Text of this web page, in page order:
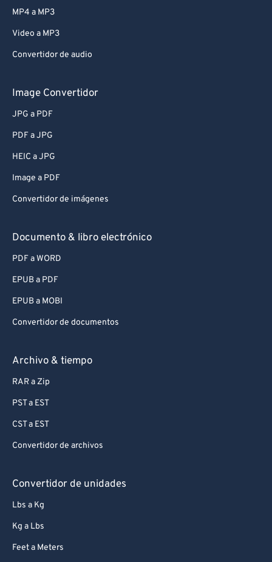
MP4 a MP3
Video a MP3
Convertidor de audio
Image Convertidor
JPG a PDF
PDF a JPG
HEIC a JPG
Image a PDF
Convertidor de imágenes
Documento & libro electrónico
PDF a WORD
EPUB a PDF
EPUB a MOBI
Convertidor de documentos
Archivo & tiempo
RAR a Zip
PST a EST
CST a EST
Convertidor de archivos
Convertidor de unidades
Lbs a Kg
Kg a Lbs
Feet a Meters